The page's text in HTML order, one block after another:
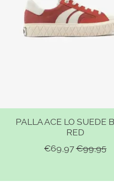
PALLA ACE LO SUEDE
RED
€69,97€99,95